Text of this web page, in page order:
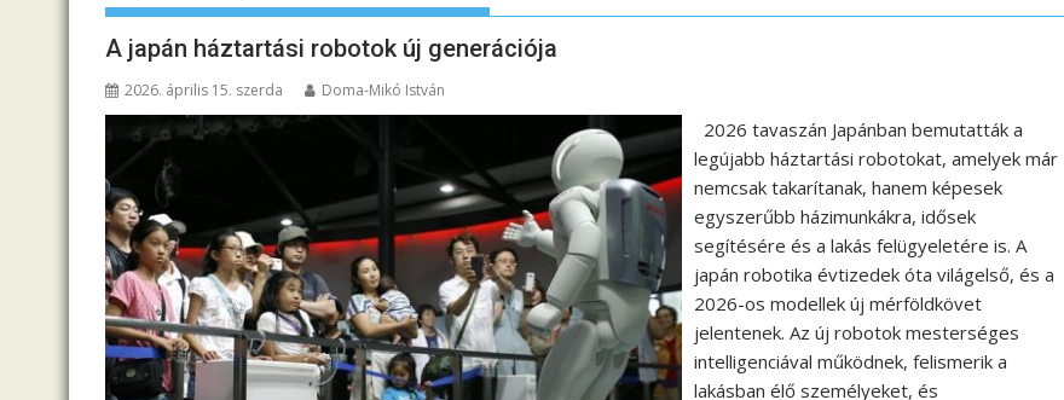
A japán háztartási robotok új generációja
2026. április 15. szerda Doma-Mikó István
2026 tavaszán Japánban bemutatták a
legújabb háztartási robotokat, amelyek már
nemcsak takarítanak, hanem képesek
egyszerűbb házimunkákra, idősek
segítésére és a lakás felügyeletére is. A
japán robotika évtizedek óta világelső, és a
2026-os modellek új mérföldkövet
jelentenek. Az új robotok mesterséges
intelligenciával működnek, felismerik a
lakásban élő személyeket, és